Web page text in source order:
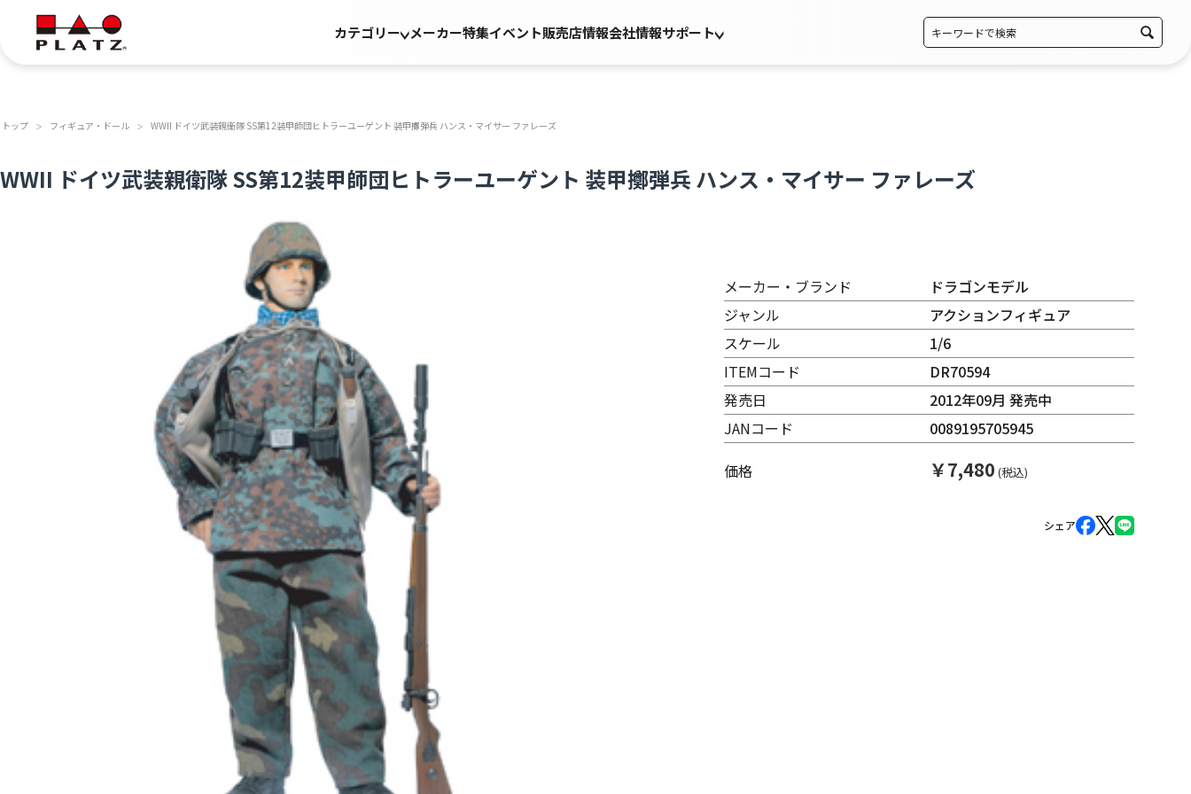
カテゴリー メーカー特集イベント販売店情報会社情報サポート
トップ ＞ フィギュア・ドール ＞ WWII ドイツ武装親衛隊 SS第12装甲師団ヒトラーユーゲント 装甲擲弾兵 ハンス・マイサー ファレーズ
WWII ドイツ武装親衛隊 SS第12装甲師団ヒトラーユーゲント 装甲擲弾兵 ハンス・マイサー ファレーズ
メーカー・ブランド
ドラゴンモデル
ジャンル
アクションフィギュア
スケール
1/6
ITEMコード
DR70594
発売日
2012年09月 発売中
JANコード
0089195705945
価格
￥7,480 (税込)
シェア